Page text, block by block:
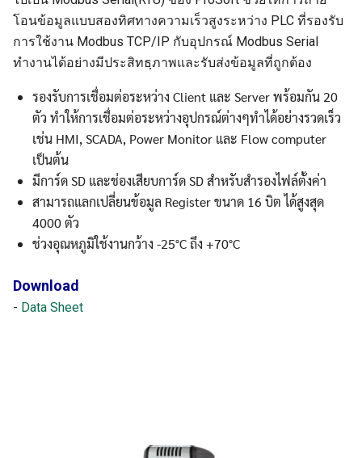
โอนข้อมูลแบบสองทิศทางความเร็วสูงระหว่าง PLC ที่รองรับ
การใช้งาน Modbus TCP/IP กับอุปกรณ์ Modbus Serial
ทำงานได้อย่างมีประสิทธฺภาพและรับส่งข้อมูลที่ถูกต้อง
รองรับการเชื่อมต่อระหว่าง Client และ Server พร้อมกัน 20
ตัว ทำให้การเชื่อมต่อระหว่างอุปกรณ์ต่างๆทำได้อย่างรวดเร็ว
เช่น HMI, SCADA, Power Monitor และ Flow computer
เป็นต้น
มีการ์ด SD และช่องเสียบการ์ด SD สำหรับสำรองไฟล์ตั้งค่า
สามารถแลกเปลี่ยนข้อมูล Register ขนาด 16 บิต ได้สูงสุด
4000 ตัว
ช่วงอุณหภูมิใช้งานกว้าง -25°C ถึง +70°C
Download
- Data Sheet